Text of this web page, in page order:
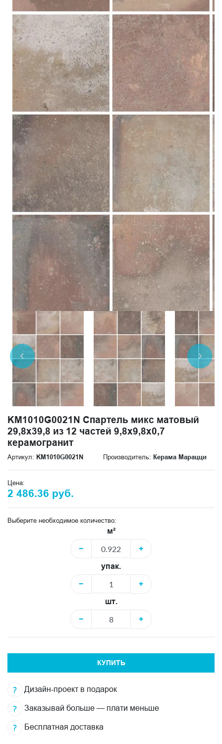
KM1010G0021N Спартель микс матовый
29,8х39,8 из 12 частей 9,8x9,8x0,7
керамогранит
Артикул: KM1010G0021N Производитель: Керама Марацци
Цена:
2 486.36 руб.
Выберите необходимое количество:
м²
−
+
упак.
−
+
шт.
−
+
КУПИТЬ
Дизайн-проект в подарок
Заказывай больше — плати меньше
Бесплатная доставка